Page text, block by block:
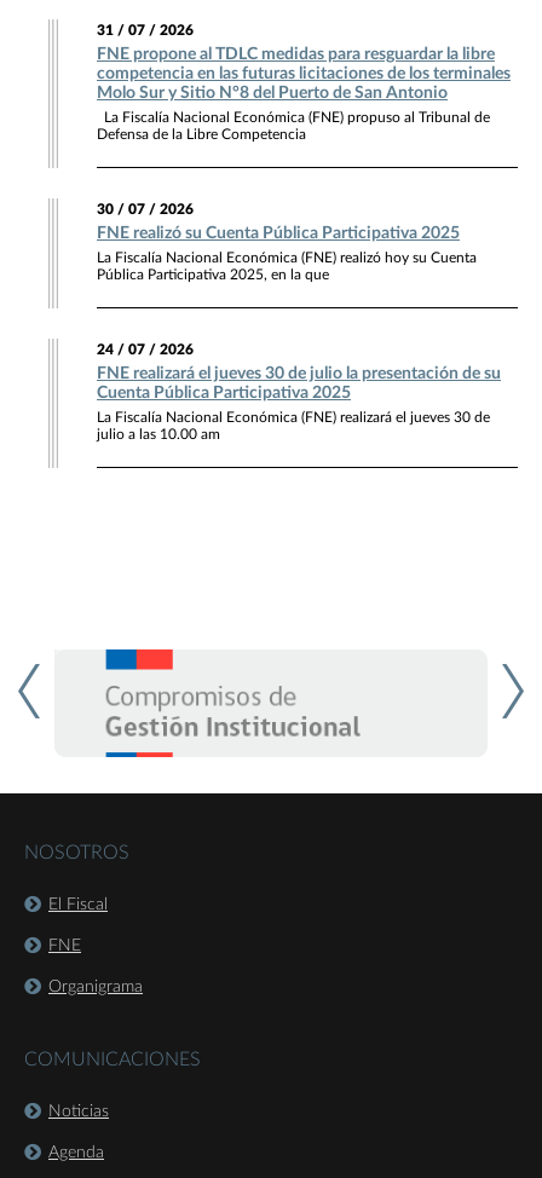
31 / 07 / 2026
FNE propone al TDLC medidas para resguardar la libre
competencia en las futuras licitaciones de los terminales
Molo Sur y Sitio N°8 del Puerto de San Antonio
La Fiscalía Nacional Económica (FNE) propuso al Tribunal de
Defensa de la Libre Competencia
30 / 07 / 2026
FNE realizó su Cuenta Pública Participativa 2025
La Fiscalía Nacional Económica (FNE) realizó hoy su Cuenta
Pública Participativa 2025, en la que
24 / 07 / 2026
FNE realizará el jueves 30 de julio la presentación de su
Cuenta Pública Participativa 2025
La Fiscalía Nacional Económica (FNE) realizará el jueves 30 de
julio a las 10.00 am
NOSOTROS
El Fiscal
FNE
Organigrama
COMUNICACIONES
Noticias
Agenda